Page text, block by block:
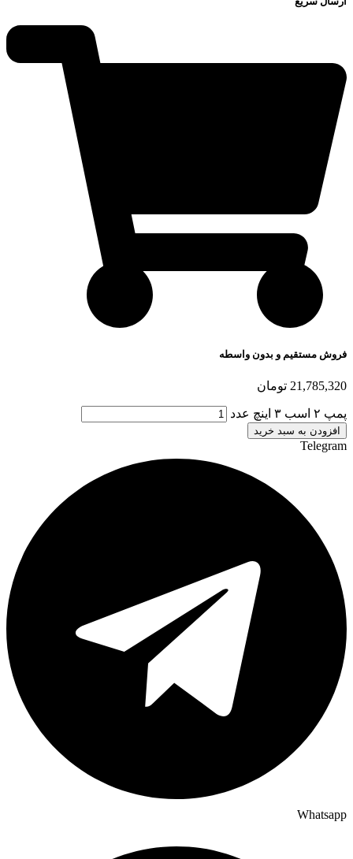
فروش مستقیم و بدون واسطه
21,785,320 تومان
پمپ ۲ اسب ۳ اینچ عدد
افزودن به سبد خرید
Telegram
Whatsapp